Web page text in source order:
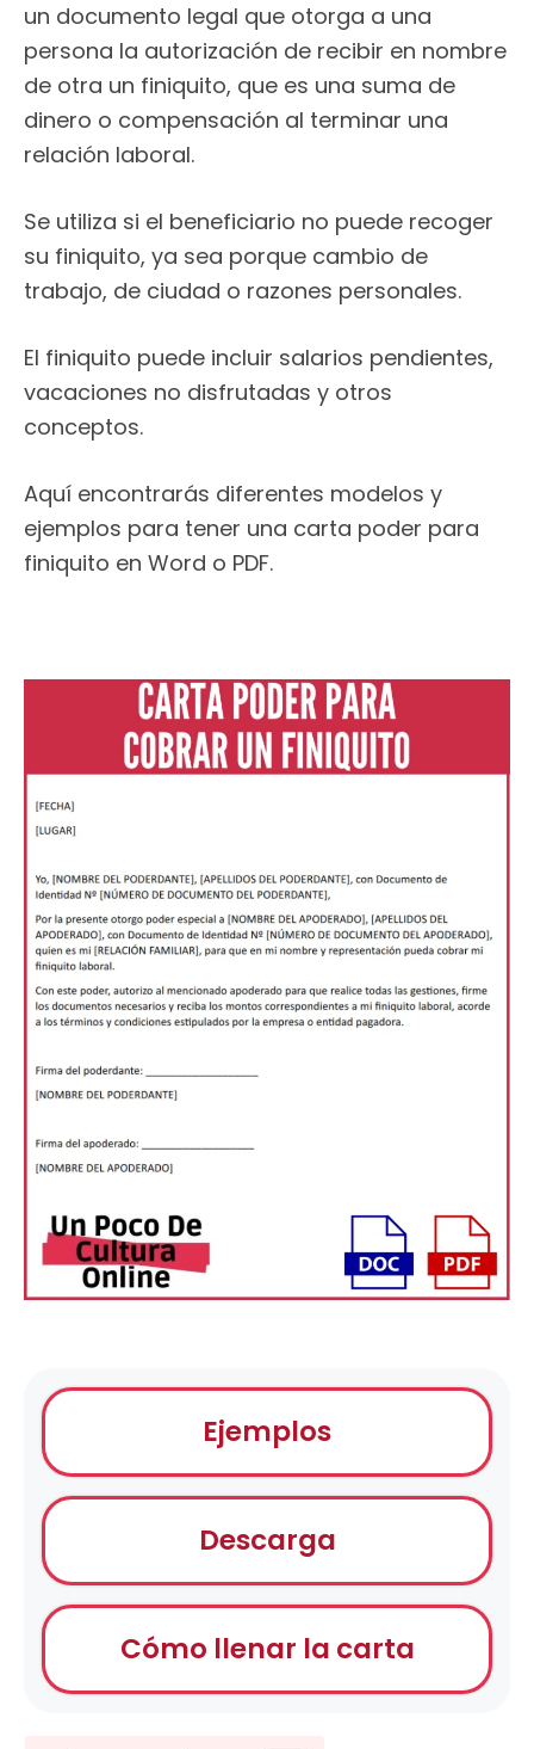
un documento legal que otorga a una
persona la autorización de recibir en nombre
de otra un finiquito, que es una suma de
dinero o compensación al terminar una
relación laboral.
Se utiliza si el beneficiario no puede recoger
su finiquito, ya sea porque cambio de
trabajo, de ciudad o razones personales.
El finiquito puede incluir salarios pendientes,
vacaciones no disfrutadas y otros
conceptos.
Aquí encontrarás diferentes modelos y
ejemplos para tener una carta poder para
finiquito en Word o PDF.
Ejemplos
Descarga
Cómo llenar la carta